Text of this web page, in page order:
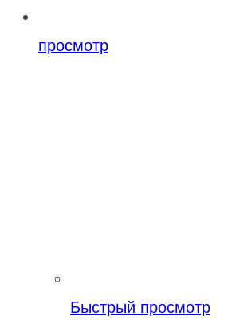
просмотр
Быстрый просмотр